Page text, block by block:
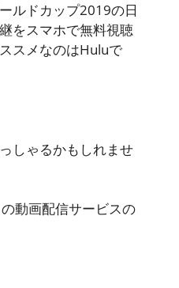
ルドカップ2019の日
をスマホで無料視聴
スメなのはHuluで
しゃるかもしれませ
動画配信サービスの